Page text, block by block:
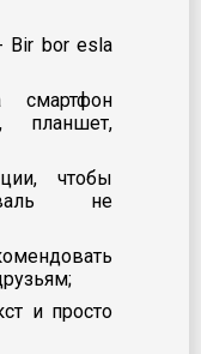
Bir bor esla
смартфон
планшет,
чтобы
не
и просто